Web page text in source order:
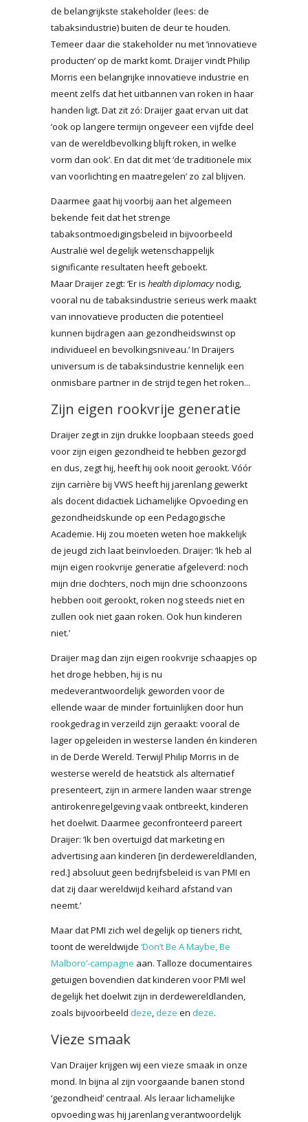
de belangrijkste stakeholder (lees: de
tabaksindustrie) buiten de deur te houden.
Temeer daar die stakeholder nu met ‘innovatieve
producten’ op de markt komt. Draijer vindt Philip
Morris een belangrijke innovatieve industrie en
meent zelfs dat het uitbannen van roken in haar
handen ligt. Dat zit zó: Draijer gaat ervan uit dat
‘ook op langere termijn ongeveer een vijfde deel
van de wereldbevolking blijft roken, in welke
vorm dan ook’. En dat dit met ‘de traditionele mix
van voorlichting en maatregelen’ zo zal blijven.
Daarmee gaat hij voorbij aan het algemeen
bekende feit dat het strenge
tabaksontmoedigingsbeleid in bijvoorbeeld
Australië wel degelijk wetenschappelijk
significante resultaten heeft geboekt.
Maar Draijer zegt: ‘Er is health diplomacynodig,
vooral nu de tabaksindustrie serieus werk maakt
van innovatieve producten die potentieel
kunnen bijdragen aan gezondheidswinst op
individueel en bevolkingsniveau.’ In Draijers
universum is de tabaksindustrie kennelijk een
onmisbare partner in de strijd tegen het roken...
Zijn eigen rookvrije generatie
Draijer zegt in zijn drukke loopbaan steeds goed
voor zijn eigen gezondheid te hebben gezorgd
en dus, zegt hij, heeft hij ook nooit gerookt. Vóór
zijn carrière bij VWS heeft hij jarenlang gewerkt
als docent didactiek Lichamelijke Opvoeding en
gezondheidskunde op een Pedagogische
Academie. Hij zou moeten weten hoe makkelijk
de jeugd zich laat beïnvloeden. Draijer: ‘Ik heb al
mijn eigen rookvrije generatie afgeleverd: noch
mijn drie dochters, noch mijn drie schoonzoons
hebben ooit gerookt, roken nog steeds niet en
zullen ook niet gaan roken. Ook hun kinderen
niet.’
Draijer mag dan zijn eigen rookvrije schaapjes op
het droge hebben, hij is nu
medeverantwoordelijk geworden voor de
ellende waar de minder fortuinlijken door hun
rookgedrag in verzeild zijn geraakt: vooral de
lager opgeleiden in westerse landen én kinderen
in de Derde Wereld. Terwijl Philip Morris in de
westerse wereld de heatstick als alternatief
presenteert, zijn in armere landen waar strenge
antirokenregelgeving vaak ontbreekt, kinderen
het doelwit. Daarmee geconfronteerd pareert
Draijer: ‘Ik ben overtuigd dat marketing en
advertising aan kinderen [in derdewereldlanden,
red.] absoluut geen bedrijfsbeleid is van PMI en
dat zij daar wereldwijd keihard afstand van
neemt.’
Maar dat PMI zich wel degelijk op tieners richt,
toont de wereldwijde ‘Don’t Be A Maybe, Be
Malboro’-campagne aan. Talloze documentaires
getuigen bovendien dat kinderen voor PMI wel
degelijk het doelwit zijn in derdewereldlanden,
zoals bijvoorbeeld deze,deze en deze.
Vieze smaak
Van Draijer krijgen wij een vieze smaak in onze
mond. In bijna al zijn voorgaande banen stond
‘gezondheid’ centraal. Als leraar lichamelijke
opvoeding was hij jarenlang verantwoordelijk